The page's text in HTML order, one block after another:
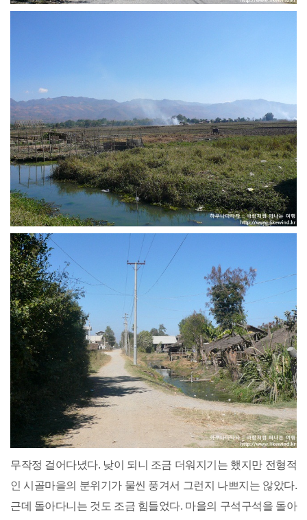
무작정 걸어다녔다. 낮이 되니 조금 더워지기는 했지만 전형적
인 시골마을의 분위기가 물씬 풍겨서 그런지 나쁘지는 않았다.
근데 돌아다니는 것도 조금 힘들었다. 마을의 구석구석을 돌아